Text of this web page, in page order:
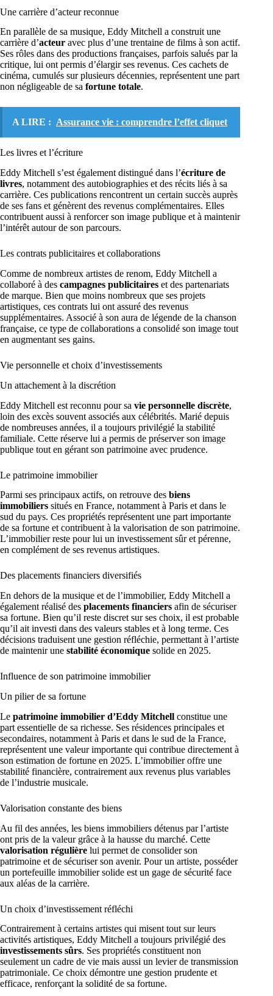
Une carrière d’acteur reconnue
En parallèle de sa musique, Eddy Mitchell a construit une
carrière d’acteur avec plus d’une trentaine de films à son actif.
Ses rôles dans des productions françaises, parfois salués par la
critique, lui ont permis d’élargir ses revenus. Ces cachets de
cinéma, cumulés sur plusieurs décennies, représentent une part
non négligeable de sa fortune totale.
A LIRE : Assurance vie : comprendre l’effet cliquet
Les livres et l’écriture
Eddy Mitchell s’est également distingué dans l’écriture de
livres, notamment des autobiographies et des récits liés à sa
carrière. Ces publications rencontrent un certain succès auprès
de ses fans et génèrent des revenus complémentaires. Elles
contribuent aussi à renforcer son image publique et à maintenir
l’intérêt autour de son parcours.
Les contrats publicitaires et collaborations
Comme de nombreux artistes de renom, Eddy Mitchell a
collaboré à des campagnes publicitaires et des partenariats
de marque. Bien que moins nombreux que ses projets
artistiques, ces contrats lui ont assuré des revenus
supplémentaires. Associé à son aura de légende de la chanson
française, ce type de collaborations a consolidé son image tout
en augmentant ses gains.
Vie personnelle et choix d’investissements
Un attachement à la discrétion
Eddy Mitchell est reconnu pour sa vie personnelle discrète,
loin des excès souvent associés aux célébrités. Marié depuis
de nombreuses années, il a toujours privilégié la stabilité
familiale. Cette réserve lui a permis de préserver son image
publique tout en gérant son patrimoine avec prudence.
Le patrimoine immobilier
Parmi ses principaux actifs, on retrouve des biens
immobiliers situés en France, notamment à Paris et dans le
sud du pays. Ces propriétés représentent une part importante
de sa fortune et contribuent à la valorisation de son patrimoine.
L’immobilier reste pour lui un investissement sûr et pérenne,
en complément de ses revenus artistiques.
Des placements financiers diversifiés
En dehors de la musique et de l’immobilier, Eddy Mitchell a
également réalisé des placements financiers afin de sécuriser
sa fortune. Bien qu’il reste discret sur ses choix, il est probable
qu’il ait investi dans des valeurs stables et à long terme. Ces
décisions traduisent une gestion réfléchie, permettant à l’artiste
de maintenir une stabilité économique solide en 2025.
Influence de son patrimoine immobilier
Un pilier de sa fortune
Le patrimoine immobilier d’Eddy Mitchell constitue une
part essentielle de sa richesse. Ses résidences principales et
secondaires, notamment à Paris et dans le sud de la France,
représentent une valeur importante qui contribue directement à
son estimation de fortune en 2025. L’immobilier offre une
stabilité financière, contrairement aux revenus plus variables
de l’industrie musicale.
Valorisation constante des biens
Au fil des années, les biens immobiliers détenus par l’artiste
ont pris de la valeur grâce à la hausse du marché. Cette
valorisation régulière lui permet de consolider son
patrimoine et de sécuriser son avenir. Pour un artiste, posséder
un portefeuille immobilier solide est un gage de sécurité face
aux aléas de la carrière.
Un choix d’investissement réfléchi
Contrairement à certains artistes qui misent tout sur leurs
activités artistiques, Eddy Mitchell a toujours privilégié des
investissements sûrs. Ses propriétés constituent non
seulement un cadre de vie mais aussi un levier de transmission
patrimoniale. Ce choix démontre une gestion prudente et
efficace, renforçant la solidité de sa fortune.